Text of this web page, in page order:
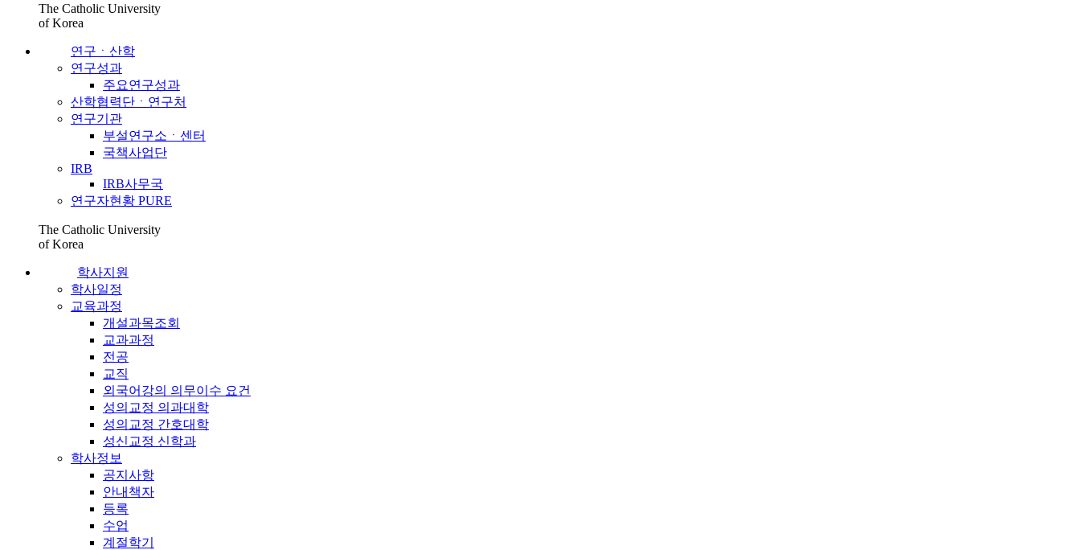
The Catholic University
of Korea
연구ㆍ산학
연구성과
주요연구성과
산학협력단ㆍ연구처
연구기관
부설연구소ㆍ센터
국책사업단
IRB
IRB사무국
연구자현황 PURE
The Catholic University
of Korea
학사지원
학사일정
교육과정
개설과목조회
교과과정
전공
교직
외국어강의 의무이수 요건
성의교정 의과대학
성의교정 간호대학
성신교정 신학과
학사정보
공지사항
안내책자
등록
수업
계절학기